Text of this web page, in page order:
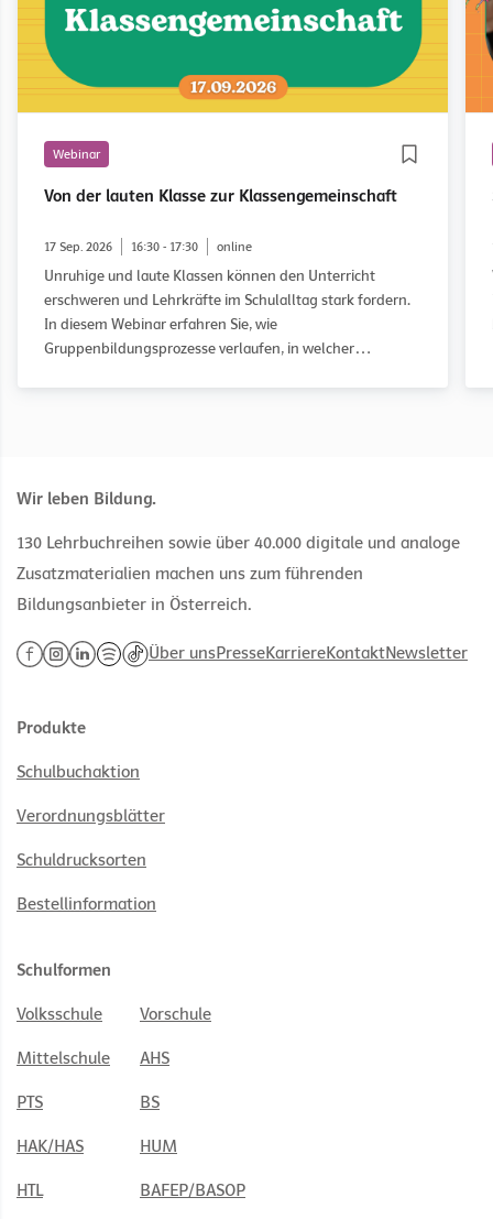
Webinar
Von der lauten Klasse zur Klassengemeinschaft
17 Sep. 2026 16:30 - 17:30 online
Unruhige und laute Klassen können den Unterricht
erschweren und Lehrkräfte im Schulalltag stark fordern.
In diesem Webinar erfahren Sie, wie
Gruppenbildungsprozesse verlaufen, in welcher
Anregungen für Ihren Unterricht.
Wir leben Bildung.
130 Lehrbuchreihen sowie über 40.000 digitale und analoge
Zusatzmaterialien machen uns zum führenden
Bildungsanbieter in Österreich.
Über unsPresseKarriereKontaktNewsletter
Produkte
Schulbuchaktion
Verordnungsblätter
Schuldrucksorten
Bestellinformation
Schulformen
Volksschule Vorschule
Mittelschule AHS
PTS BS
HAK/HAS HUM
HTL BAFEP/BASOP